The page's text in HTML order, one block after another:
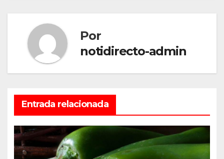
Por
notidirecto-admin
Entrada relacionada